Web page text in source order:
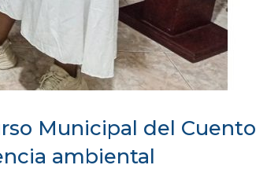
Municipal del Cuento
ambiental